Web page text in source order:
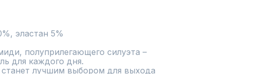
эластан 5%
полуприлегающего силуэта –
для каждого дня.